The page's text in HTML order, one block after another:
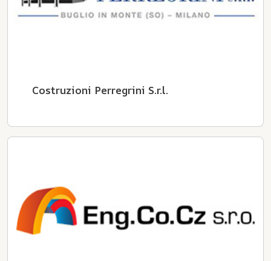
Costruzioni Perregrini S.r.l.